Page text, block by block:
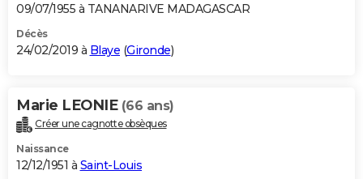
09/07/1955 à TANANARIVE MADAGASCAR
Décès
24/02/2019 à Blaye (Gironde)
Marie LEONIE (66 ans)
Créer une cagnotte obsèques
Naissance
12/12/1951 à Saint-Louis